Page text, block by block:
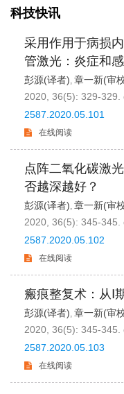
科技快讯
采用作用于病损
管激光：炎症和
彭源(译者), 章一新(审
2020, 36(5): 329-329.
2587.2020.05.101
在线阅读
点阵二氧化碳激
否越深越好？
彭源(译者), 章一新(审
2020, 36(5): 345-345.
2587.2020.05.102
在线阅读
瘢痕整复术：从Ⅰ
彭源(译者), 章一新(审
2020, 36(5): 345-345.
2587.2020.05.103
在线阅读